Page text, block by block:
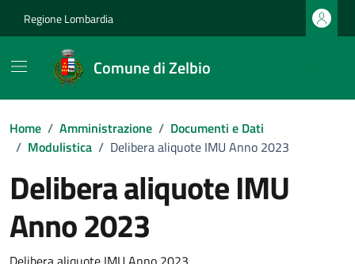
Regione Lombardia
Comune di Zelbio
Home / Amministrazione / Documenti e Dati
/ Modulistica / Delibera aliquote IMU Anno 2023
Delibera aliquote IMU
Anno 2023